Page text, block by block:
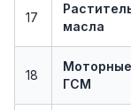
17
масла
18
ГСМ